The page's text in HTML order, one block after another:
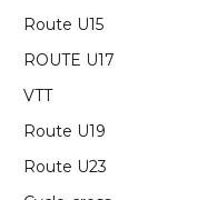
Route U15
ROUTE U17
VTT
Route U19
Route U23